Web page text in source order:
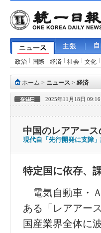
政治 国際 経済 社会 文化
ホーム > ニュース > 経済
2025年11月18日 09:16
中国のレアアー
現代自「先行開発に支障
特定国に依存、
電気自動車・
ある「レアアー
国産業界全体に